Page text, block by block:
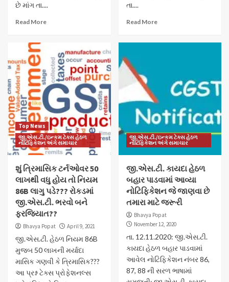
છે માંગ તા....
Read More
તા....
Read More
Top News
જી.એસ.ટી./ઇન્કમ ટેક્સ હેઠળ
નોટિફિકેશન અંગે સમાચાર
શું ત્રિમાસિક ટર્નઓવર 50
લાખથી વધુ હોય તો નિયમ
86B લાગુ પડે??? રોકડમાં
જી.એસ.ટી. ભરવો બને
ફરજિયાત??
Bhavya Popat April 9, 2021
જી.એસ.ટી. હેઠળ નિયમ 86B
મુજબ 50 લાખની મર્યાદા
માસિક ગણવી કે ત્રિમાસિક???
આ પ્રશ્ન ટેક્સ પ્રોફેશનલ્સ
જી.એસ.ટી./ઇન્કમ ટેક્સ હેઠળ
નોટિફિકેશન અંગે સમાચાર
જી.એસ.ટી. કાયદા હેઠળ
બહાર પાડવામાં આવ્યા
નોટિફિકેશન જે જાણવા છે
તમારા માટે જરૂરી
Bhavya Popat
November 12, 2020
તા. 12.11.2020: જી.એસ.ટી.
કાયદા હેઠળ બહાર પાડવામાં
આવેલ નોટિફિકેશન નંબર 86,
87, 88 ની સરળ ભાષામાં